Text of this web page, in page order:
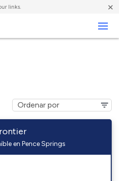
links. ×
en Pence Springs